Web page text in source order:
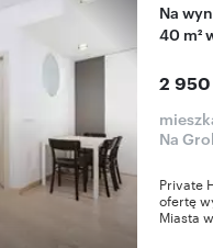
Na wynajem luksusowe 2-pokojowe mieszkanie
40 m²
2 950
Na
Private
ofertę
Miasta